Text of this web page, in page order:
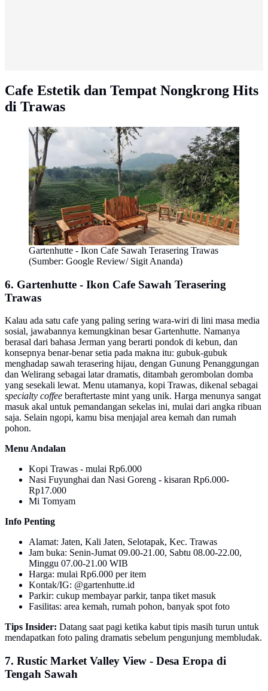
Cafe Estetik dan Tempat Nongkrong Hits
di Trawas
Gartenhutte - Ikon Cafe Sawah Terasering Trawas
(Sumber: Google Review/ Sigit Ananda)
6. Gartenhutte - Ikon Cafe Sawah Terasering
Trawas
Kalau ada satu cafe yang paling sering wara-wiri di lini masa media
sosial, jawabannya kemungkinan besar Gartenhutte. Namanya
berasal dari bahasa Jerman yang berarti pondok di kebun, dan
konsepnya benar-benar setia pada makna itu: gubuk-gubuk
menghadap sawah terasering hijau, dengan Gunung Penanggungan
dan Welirang sebagai latar dramatis, ditambah gerombolan domba
yang sesekali lewat. Menu utamanya, kopi Trawas, dikenal sebagai
specialty coffee beraftertaste mint yang unik. Harga menunya sangat
masuk akal untuk pemandangan sekelas ini, mulai dari angka ribuan
saja. Selain ngopi, kamu bisa menjajal area kemah dan rumah
pohon.
Menu Andalan
Kopi Trawas - mulai Rp6.000
Nasi Fuyunghai dan Nasi Goreng - kisaran Rp6.000-
Rp17.000
Mi Tomyam
Info Penting
Alamat: Jaten, Kali Jaten, Selotapak, Kec. Trawas
Jam buka: Senin-Jumat 09.00-21.00, Sabtu 08.00-22.00,
Minggu 07.00-21.00 WIB
Harga: mulai Rp6.000 per item
Kontak/IG: @gartenhutte.id
Parkir: cukup membayar parkir, tanpa tiket masuk
Fasilitas: area kemah, rumah pohon, banyak spot foto
Tips Insider: Datang saat pagi ketika kabut tipis masih turun untuk
mendapatkan foto paling dramatis sebelum pengunjung membludak.
7. Rustic Market Valley View - Desa Eropa di
Tengah Sawah